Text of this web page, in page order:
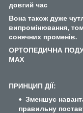
довгий час
Вона також дуже
випромінювання,
сонячних променів.
ОРТОПЕДИЧНА
MAX
ПРИНЦИП ДІЇ:
Зменшує
правильну